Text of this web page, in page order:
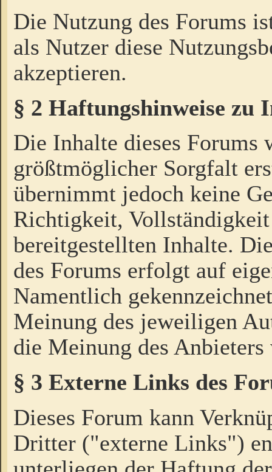
Die Nutzung des Forums
als Nutzer diese
akzeptieren.
§ 2 Haftungshinweise zu
Die Inhalte dieses Forums
größtmöglicher Sorgfalt
übernimmt jedoch keine
Richtigkeit,
bereitgestellten Inhalte.
des Forums erfolgt auf
Namentlich
Meinung des jeweiligen
die Meinung des Anbieters
§ 3 Externe Links des
Dieses Forum kann
Dritter ("externe Links")